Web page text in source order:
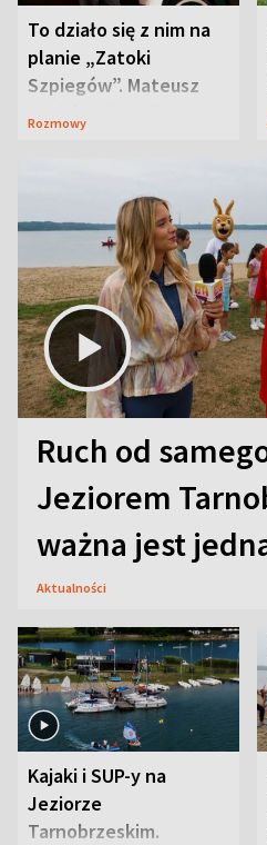
To działo się z nim na
planie „Zatoki
Szpiegów”. Mateusz
Janicki odsłonił
Rozmowy
Ruch od
Jeziorem
ważna jest
Aktualności
Kajaki i SUP-y na
Jeziorze
Tarnobrzeskim.